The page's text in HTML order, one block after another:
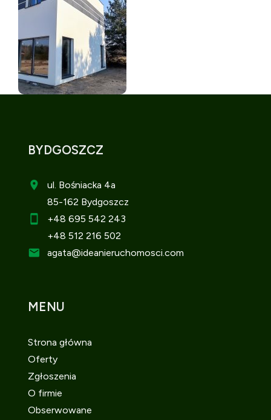
BYDGOSZCZ
ul. Bośniacka 4a
85-162 Bydgoszcz
+48 695 542 243
+48 512 216 502
agata@ideanieruchomosci.com
MENU
Strona główna
Oferty
Zgłoszenia
O firmie
Obserwowane